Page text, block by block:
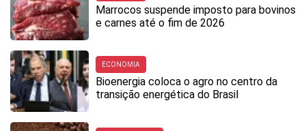
Marrocos suspende imposto para bovinos
e carnes até o fim de 2026
ECONOMIA
Bioenergia coloca o agro no centro da
transição energética do Brasil